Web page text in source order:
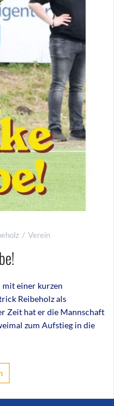
Verein
mit einer kurzen
Reibeholz als
Zeit hat er die Mannschaft
zum Aufstieg in die